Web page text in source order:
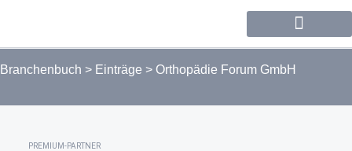
Branchenbuch > Einträge > Orthopädie Forum GmbH
PREMIUM-PARTNER